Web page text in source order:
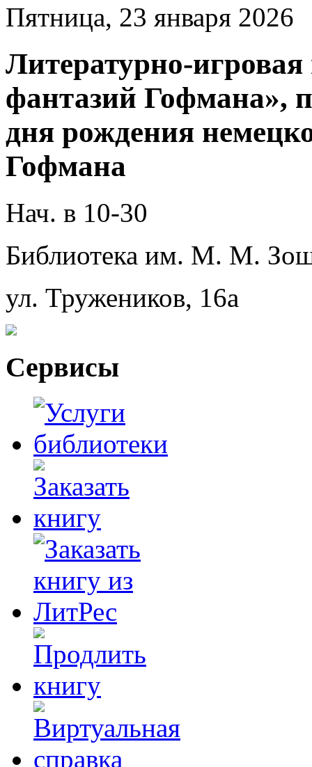
Пятница, 23 января 2026
Литературно-
фантазий Гофмана»,
дня рождения
Гофмана
Нач. в 10-30
Библиотека им. М. М.
ул. Тружеников, 16а
Сервисы